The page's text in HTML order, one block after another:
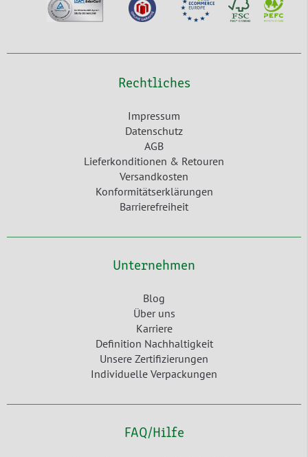
Rechtliches
Impressum
Datenschutz
AGB
Lieferkonditionen & Retouren
Versandkosten
Konformitätserklärungen
Barrierefreiheit
Unternehmen
Blog
Über uns
Karriere
Definition Nachhaltigkeit
Unsere Zertifizierungen
Individuelle Verpackungen
FAQ/Hilfe